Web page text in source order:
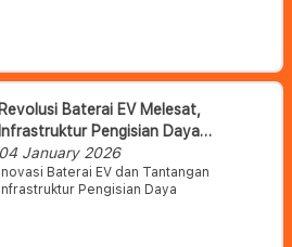
Revolusi Baterai EV Melesat,
Infrastruktur Pengisian Daya
Menghadang
04 January 2026
Inovasi Baterai EV dan Tantangan
Infrastruktur Pengisian Daya